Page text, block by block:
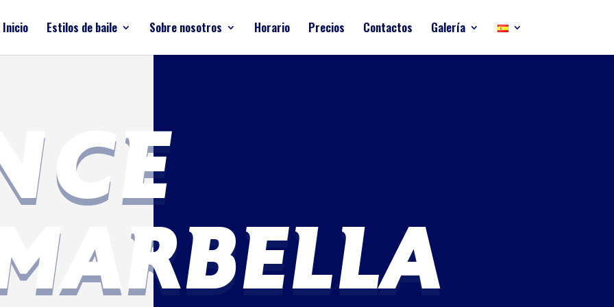
Inicio Estilos de baile Sobre nosotros Horario Precios Contactos Galería